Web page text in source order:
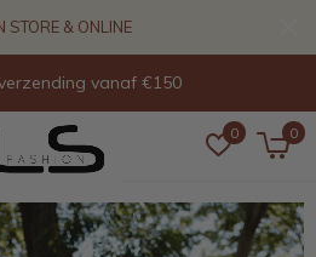
0 0
14 dagen retour
STORE & ONLINE